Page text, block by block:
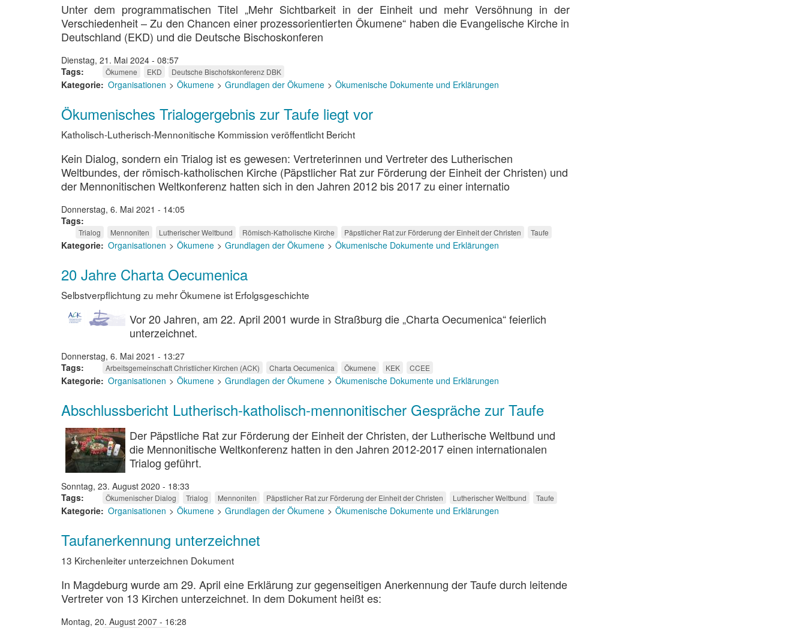
Unter dem programmatischen Titel „Mehr Sichtbarkeit in der Einheit und mehr Versöhnung in der
Verschiedenheit – Zu den Chancen einer prozessorientierten Ökumene“ haben die Evangelische Kirche in
Deutschland (EKD) und die Deutsche Bischoskonferen
Dienstag, 21. Mai 2024 - 08:57
Tags
Ökumene EKD Deutsche Bischofskonferenz DBK
Kategorie Organisationen Ökumene Grundlagen der Ökumene Ökumenische Dokumente und Erklärungen
Ökumenisches Trialogergebnis zur Taufe liegt vor
Katholisch-Lutherisch-Mennonitische Kommission veröffentlicht Bericht
Kein Dialog, sondern ein Trialog ist es gewesen: Vertreterinnen und Vertreter des Lutherischen
Weltbundes, der römisch-katholischen Kirche (Päpstlicher Rat zur Förderung der Einheit der Christen) und
der Mennonitischen Weltkonferenz hatten sich in den Jahren 2012 bis 2017 zu einer internatio
Donnerstag, 6. Mai 2021 - 14:05
Tags
Trialog Mennoniten Lutherischer Weltbund Römisch-Katholische Kirche Päpstlicher Rat zur Förderung der Einheit der Christen Taufe
Kategorie Organisationen Ökumene Grundlagen der Ökumene Ökumenische Dokumente und Erklärungen
20 Jahre Charta Oecumenica
Selbstverpflichtung zu mehr Ökumene ist Erfolgsgeschichte
Vor 20 Jahren, am 22. April 2001 wurde in Straßburg die „Charta Oecumenica“ feierlich
unterzeichnet.
Donnerstag, 6. Mai 2021 - 13:27
Tags
Arbeitsgemeinschaft Christlicher Kirchen (ACK) Charta Oecumenica Ökumene KEK CCEE
Kategorie Organisationen Ökumene Grundlagen der Ökumene Ökumenische Dokumente und Erklärungen
Abschlussbericht Lutherisch-katholisch-mennonitischer Gespräche zur Taufe
Der Päpstliche Rat zur Förderung der Einheit der Christen, der Lutherische Weltbund und
die Mennonitische Weltkonferenz hatten in den Jahren 2012-2017 einen internationalen
Trialog geführt.
Sonntag, 23. August 2020 - 18:33
Tags
Ökumenischer Dialog Trialog Mennoniten Päpstlicher Rat zur Förderung der Einheit der Christen Lutherischer Weltbund Taufe
Kategorie Organisationen Ökumene Grundlagen der Ökumene Ökumenische Dokumente und Erklärungen
Taufanerkennung unterzeichnet
13 Kirchenleiter unterzeichnen Dokument
In Magdeburg wurde am 29. April eine Erklärung zur gegenseitigen Anerkennung der Taufe durch leitende
Vertreter von 13 Kirchen unterzeichnet. In dem Dokument heißt es:
Montag, 20. August 2007 - 16:28